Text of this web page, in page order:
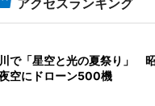
で「星空と光の夏祭り」
空にドローン500機